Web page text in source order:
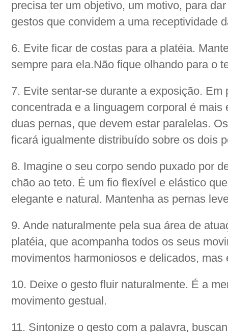
precisa ter um objetivo, um motivo, para
gestos que convidem a uma receptividade
6. Evite ficar de costas para a platéia.
sempre para ela.Não fique olhando para o
7. Evite sentar-se durante a exposição. Em
concentrada e a linguagem corporal é
duas pernas, que devem estar paralelas.
ficará igualmente distribuído sobre os dois
8. Imagine o seu corpo sendo puxado por
chão ao teto. É um fio flexível e elástico
elegante e natural. Mantenha as pernas
9. Ande naturalmente pela sua área de
platéia, que acompanha todos os seus
movimentos harmoniosos e delicados, mas
10. Deixe o gesto fluir naturalmente. É a
movimento gestual.
11. Sintonize o gesto com a palavra,